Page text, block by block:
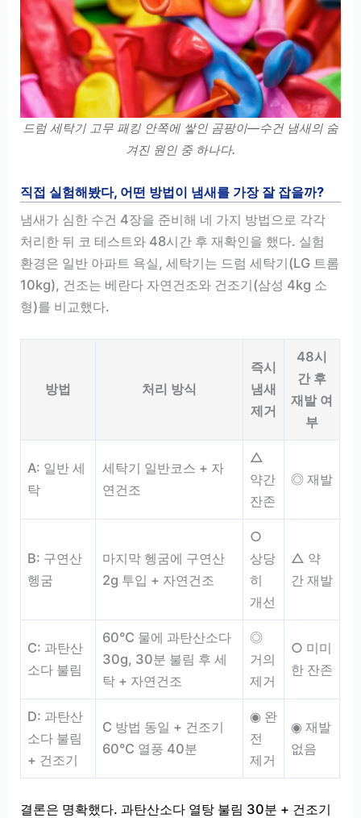
드럼 세탁기 고무 패킹 안쪽에 쌓인 곰팡이—수건 냄새의 숨
겨진 원인 중 하나다.
직접 실험해봤다, 어떤 방법이 냄새를 가장 잘 잡을까?
냄새가 심한 수건 4장을 준비해 네 가지 방법으로 각각
처리한 뒤 코 테스트와 48시간 후 재확인을 했다. 실험
환경은 일반 아파트 욕실, 세탁기는 드럼 세탁기(LG 트롬
10kg), 건조는 베란다 자연건조와 건조기(삼성 4kg 소
형)를 비교했다.
방법 처리 방식
즉시
냄새
제거
48시
간 후
재발 여
부
A: 일반 세
탁
세탁기 일반코스 + 자
연건조
△
약간
잔존
◎ 재발
B: 구연산
헹굼
마지막 헹굼에 구연산
2g 투입 + 자연건조
○
상당
히
개선
△ 약
간 재발
C: 과탄산
소다 불림
60°C 물에 과탄산소다
30g, 30분 불림 후 세
탁 + 자연건조
◎
거의
제거
○ 미미
한 잔존
D: 과탄산
소다 불림
+ 건조기
C 방법 동일 + 건조기
60°C 열풍 40분
◉ 완
전
제거
◉ 재발
없음
결론은 명확했다. 과탄산소다 열탕 불림 30분 + 건조기